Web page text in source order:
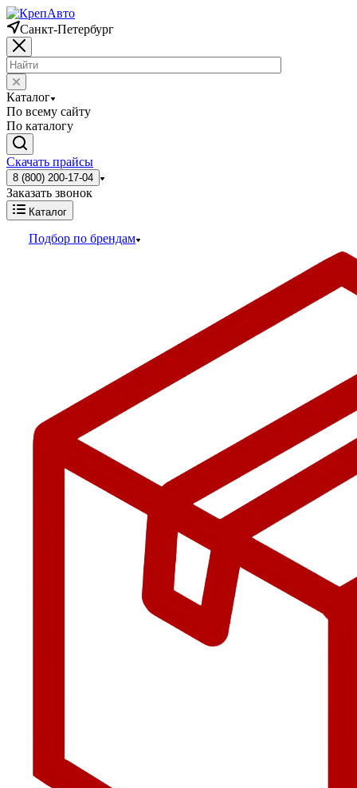
Санкт-Петербург
Каталог
По всему сайту
По каталогу
Скачать прайсы
8 (800) 200-17-04
Заказать звонок
Каталог
Подбор по брендам